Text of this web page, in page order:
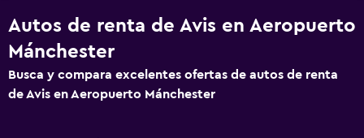
Autos de renta de Avis en Aeropuerto
Mánchester
Busca y compara excelentes ofertas de autos de renta
de Avis en Aeropuerto Mánchester